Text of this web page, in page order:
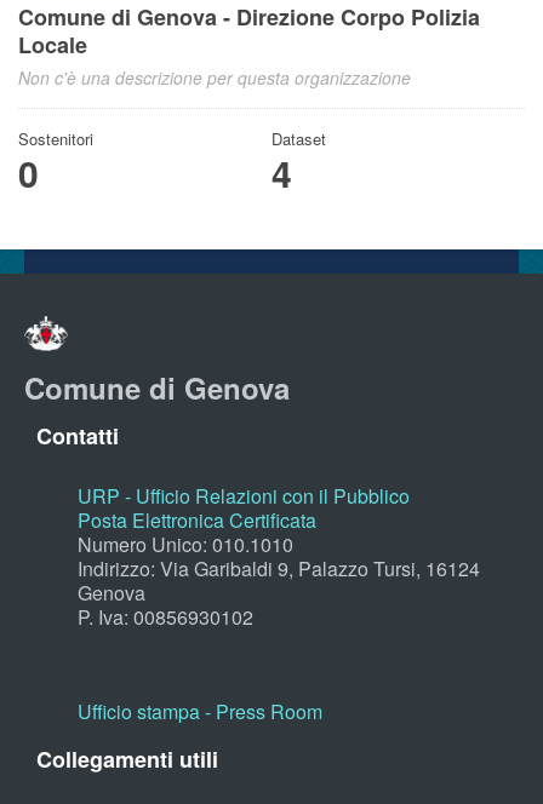
Comune di Genova - Direzione Corpo Polizia
Locale
Non c'è una descrizione per questa organizzazione
Sostenitori
0
Dataset
4
Comune di Genova
Contatti
URP - Ufficio Relazioni con il Pubblico
Posta Elettronica Certificata
Numero Unico: 010.1010
Indirizzo: Via Garibaldi 9, Palazzo Tursi, 16124
Genova
P. Iva: 00856930102
Ufficio stampa - Press Room
Collegamenti utili